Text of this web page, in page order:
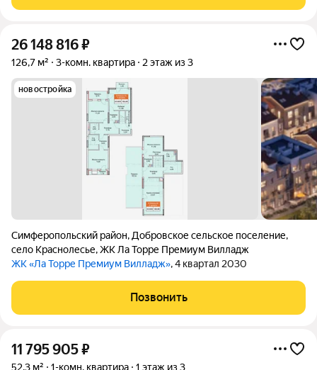
26 148 816₽
126,7 м² 3-комн. квартира 2 этаж из 3
новостройка
Симферопольский район, Добровское сельское поселение,
село Краснолесье,ЖК Ла Торре Премиум Вилладж
ЖК «Ла Торре Премиум Вилладж», 4 квартал 2030
Позвонить
11 795 905₽
52,3 м² 1-комн. квартира 1 этаж из 3